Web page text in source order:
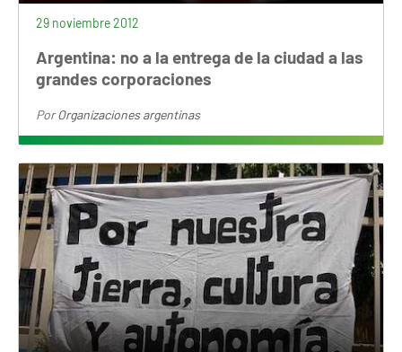
29 noviembre 2012
Argentina: no a la entrega de la ciudad a las
grandes corporaciones
PorOrganizaciones argentinas